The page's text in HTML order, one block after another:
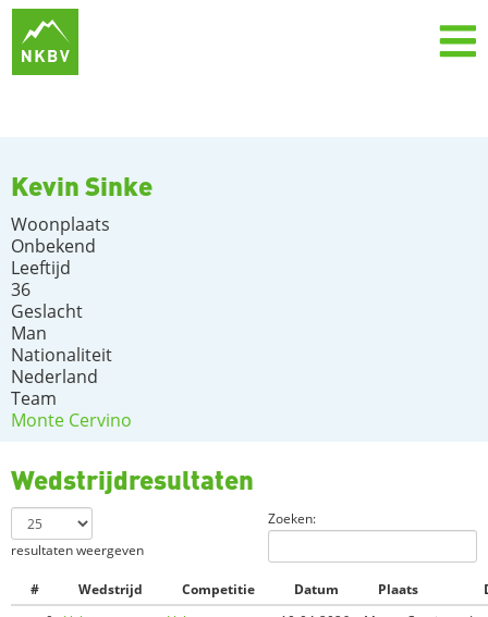
Kevin Sinke
Woonplaats
Onbekend
Leeftijd
36
Geslacht
Man
Nationaliteit
Nederland
Team
Monte Cervino
Wedstrijdresultaten
resultaten weergeven
Zoeken:
# Wedstrijd Competitie Datum Plaats